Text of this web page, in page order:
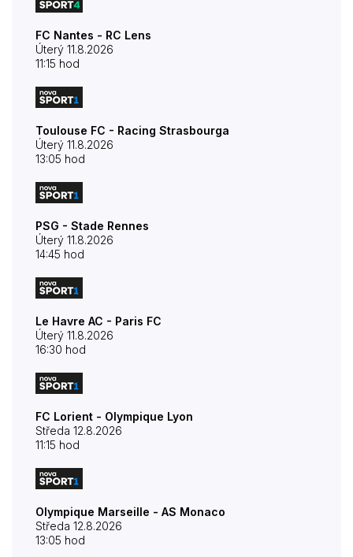
FC Nantes - RC Lens
Úterý 11.8.2026
11:15 hod
Toulouse FC - Racing Strasbourga
Úterý 11.8.2026
13:05 hod
PSG - Stade Rennes
Úterý 11.8.2026
14:45 hod
Le Havre AC - Paris FC
Úterý 11.8.2026
16:30 hod
FC Lorient - Olympique Lyon
Středa 12.8.2026
11:15 hod
Olympique Marseille - AS Monaco
Středa 12.8.2026
13:05 hod